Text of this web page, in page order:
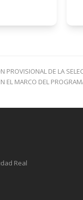
PROVISIONAL DE LA
EL MARCO DEL
Real